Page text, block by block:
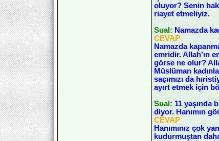
oluyor? Senin
riayet etmeliyiz.
Sual: Namazda
CEVAP
Namazda
emridir. Allah’ın
görse ne olur?
Müslüman
saçımızı da
ayırt etmek için
Sual: 11 yaşında
diyor. Hanımın
CEVAP
Hanımınız çok
kudurmuştan